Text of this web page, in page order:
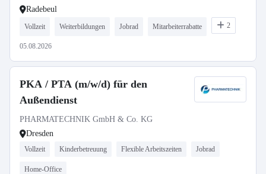
Radebeul
Vollzeit Weiterbildungen Jobrad Mitarbeiterrabatte 2
05.08.2026
PKA / PTA (m/w/d) für den
Außendienst
PHARMATECHNIK GmbH & Co. KG
Dresden
Vollzeit Kinderbetreuung Flexible Arbeitszeiten Jobrad
Home-Office